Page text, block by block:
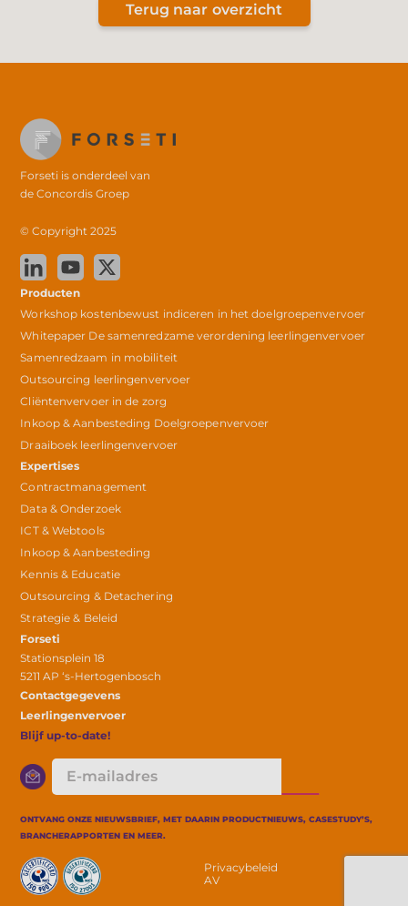
Terug naar overzicht
Forseti is onderdeel van
deConcordis Groep
© Copyright 2025
Producten
Workshop kostenbewust indiceren in het doelgroepenvervoer
Whitepaper De samenredzame verordening leerlingenvervoer
Samenredzaam in mobiliteit
Outsourcing leerlingenvervoer
Cliëntenvervoer in de zorg
Inkoop & Aanbesteding Doelgroepenvervoer
Draaiboek leerlingenvervoer
Expertises
Contractmanagement
Data & Onderzoek
ICT & Webtools
Inkoop & Aanbesteding
Kennis & Educatie
Outsourcing & Detachering
Strategie & Beleid
Forseti
Stationsplein 18
5211 AP ‘s-Hertogenbosch
Contactgegevens
Leerlingenvervoer
Blijf up-to-date!
E-
mailadres
ONTVANG ONZE NIEUWSBRIEF, MET DAARIN PRODUCTNIEUWS, CASESTUDY’S,
BRANCHERAPPORTEN EN MEER.
Privacybeleid
AV